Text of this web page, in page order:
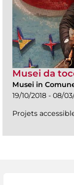
Musei da
Musei in
19/10/2018 - 08/
Projets